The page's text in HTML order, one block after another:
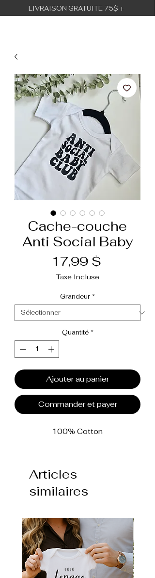
LIVRAISON GRATUITE 75$ +
Cache-couche
Anti Social Baby
17,99 $
Taxe Incluse
Grandeur *
Quantité *
Ajouter au panier
Commander et payer
100% Cotton
Articles
similaires